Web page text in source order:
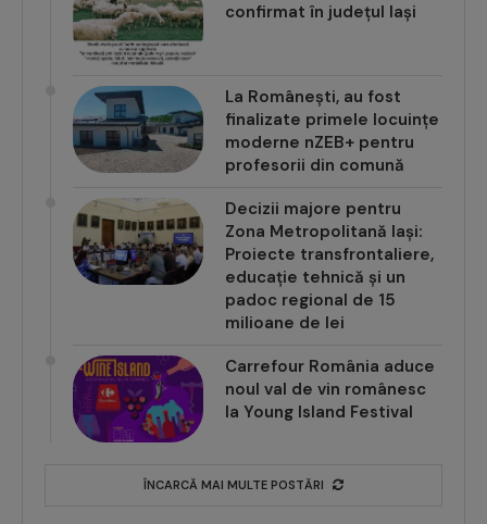
confirmat în județul Iași
La Românești, au fost
finalizate primele locuințe
moderne nZEB+ pentru
profesorii din comună
Decizii majore pentru
Zona Metropolitană Iași:
Proiecte transfrontaliere,
educație tehnică și un
padoc regional de 15
milioane de lei
Carrefour România aduce
noul val de vin românesc
la Young Island Festival
ÎNCARCĂ MAI MULTE POSTĂRI